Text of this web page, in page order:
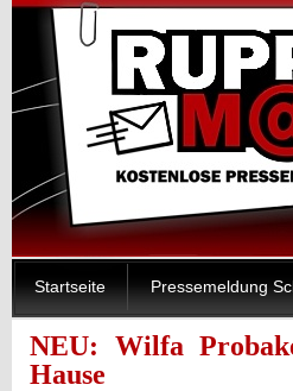
Startseite Pressemeldung
NEU: Wilfa
Hause